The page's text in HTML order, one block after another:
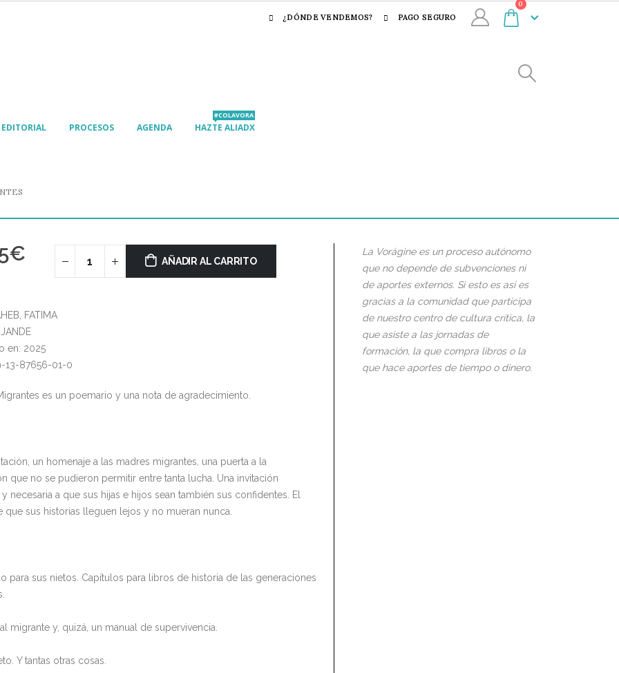
¿DÓNDE VENDEMOS? PAGO SEGURO
0
EDITORIAL PROCESOS AGENDA HAZTE ALIADX
#COLAVORA
€ AÑADIR AL CARRITO
FATIMA
en: 2025
13-87656-01-0
es un poemario y una nota de agradecimiento.
un homenaje a las madres migrantes, una puerta a la
que no se pudieron permitir entre tanta lucha. Una invitación
necesaria a que sus hijas e hijos sean también sus confidentes. El
que sus historias lleguen lejos y no mueran nunca.
para sus nietos. Capítulos para libros de historia de las generaciones
migrante y, quizá, un manual de supervivencia.
Y tantas otras cosas.
La Vorágine es un proceso autónomo
que no depende de subvenciones ni
de aportes externos. Si esto es así es
gracias a la comunidad que participa
de nuestro centro de cultura crítica, la
que asiste a las jornadas de
formación, la que compra libros o la
que hace aportes de tiempo o dinero.